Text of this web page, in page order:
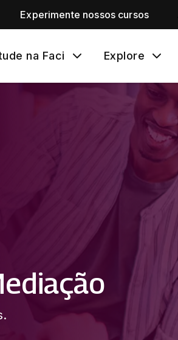
Experimente nossos cursos
na Faci Explore